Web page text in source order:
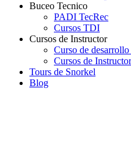
Buceo Tecnico
PADI TecRec
Cursos TDI
Cursos de Instructor
Curso de
Cursos de
Tours de Snorkel
Blog